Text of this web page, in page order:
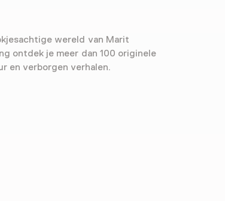
wereld van Marit
ontdek je meer dan 100 originele
en verborgen verhalen.